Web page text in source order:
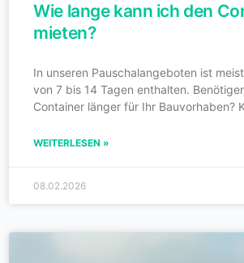
Wie lange kann ich den
mieten?
In unseren Pauschalangeboten ist
von 7 bis 14 Tagen enthalten.
Container länger für Ihr Bauvorhaben?
WEITERLESEN »
08.02.2026